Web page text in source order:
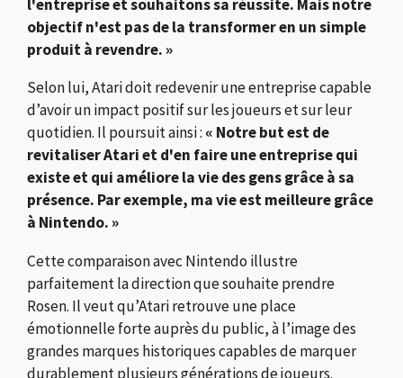
l'entreprise et souhaitons sa réussite. Mais notre
objectif n'est pas de la transformer en un simple
produit à revendre. »
Selon lui, Atari doit redevenir une entreprise capable
d’avoir un impact positif sur les joueurs et sur leur
quotidien. Il poursuit ainsi : « Notre but est de
revitaliser Atari et d'en faire une entreprise qui
existe et qui améliore la vie des gens grâce à sa
présence. Par exemple, ma vie est meilleure grâce
à Nintendo. »
Cette comparaison avecNintendoillustre
parfaitement la direction que souhaite prendre
Rosen. Il veut qu’Atari retrouve une place
émotionnelle forte auprès du public, à l’image des
grandes marques historiques capables de marquer
durablement plusieurs générations de joueurs.